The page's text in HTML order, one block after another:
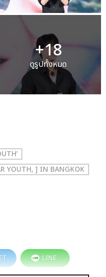
+18
ดูรูปทั้งหมด
YOUTH, ] IN BANGKOK
LINE